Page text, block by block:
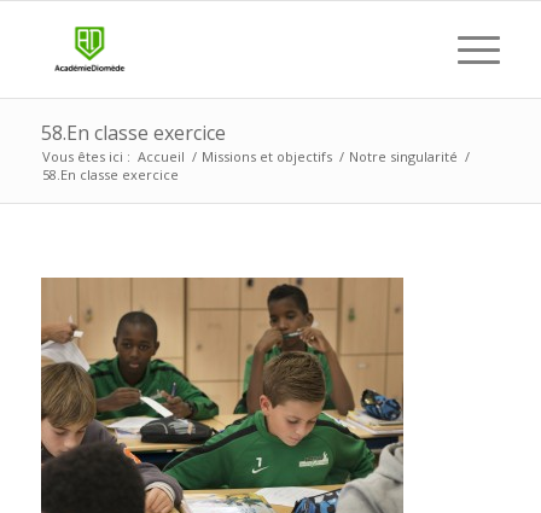
58.En classe exercice
Vous êtes ici : Accueil / Missions et objectifs / Notre singularité /
58.En classe exercice